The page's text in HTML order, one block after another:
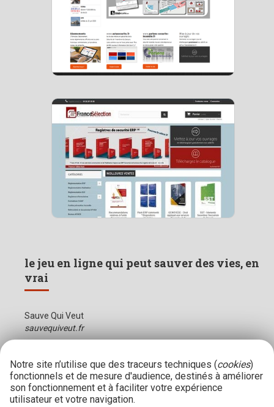
le jeu en ligne qui peut sauver des vies, en
vrai
Sauve Qui Veut
sauvequiveut.fr
Notre site n’utilise que des traceurs techniques (cookies)
fonctionnels et de mesure d'audience, destinés à améliorer
son fonctionnement et à faciliter votre expérience
utilisateur et votre navigation.